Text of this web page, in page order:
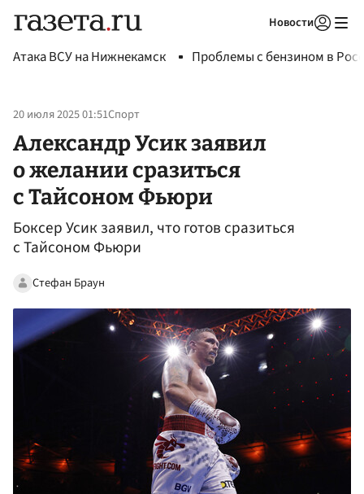
Новости
Атака ВСУ на Нижнекамск Проблемы с бензином в
20 июля 2025 01:51Спорт
Александр Усик заявил
о желании сразиться
с Тайсоном Фьюри
Боксер Усик заявил, что готов сразиться
с Тайсоном Фьюри
Стефан Браун